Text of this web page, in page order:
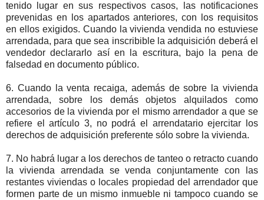
tenido lugar en sus respectivos casos, las notificaciones
prevenidas en los apartados anteriores, con los requisitos
en ellos exigidos. Cuando la vivienda vendida no estuviese
arrendada, para que sea inscribible la adquisición deberá el
vendedor declararlo así en la escritura, bajo la pena de
falsedad en documento público.
6. Cuando la venta recaiga, además de sobre la vivienda
arrendada, sobre los demás objetos alquilados como
accesorios de la vivienda por el mismo arrendador a que se
refiere el artículo 3, no podrá el arrendatario ejercitar los
derechos de adquisición preferente sólo sobre la vivienda.
7. No habrá lugar a los derechos de tanteo o retracto cuando
la vivienda arrendada se venda conjuntamente con las
restantes viviendas o locales propiedad del arrendador que
formen parte de un mismo inmueble ni tampoco cuando se